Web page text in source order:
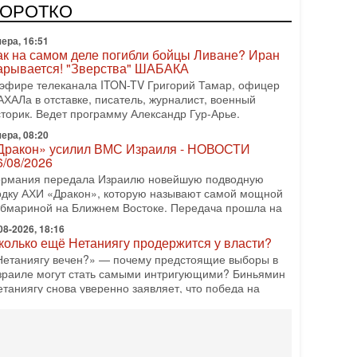
АХИ «Дракон» (Drakon), которая уже стала самой
субмариной в истории ЦАХАЛ. Но почему её
16:51
на самом деле погибли бойцы Ливане? Иран
"Зверства" ШАБАКА
телеканала ITON-TV Григорий Тамар, офицер
в отставке, писатель, журналист, военный
Ведет программу Александр Гур-Арье.
08:20
усилил ВМС Израиля - НОВОСТИ
08/2026
передала Израилю новейшую подводную
АХИ «Дракон», которую называют самой мощной
на Ближнем Востоке. Передача прошла на
2026, 18:16
ещё Нетаниягу продержится у власти?
вечен?» — почему предстоящие выборы в
могут стать самыми интригующими? Биньямин
снова уверенно заявляет, что победа на